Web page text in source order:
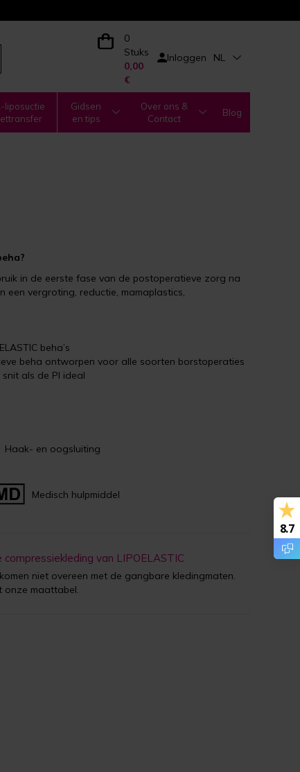
0
Stuks
0,00
€
Inloggen NL
liposuctie
Gidsen
en tips
Over ons &
Contact
Blog
in de eerste fase van de postoperatieve zorg na
een vergroting, reductie, mamaplastics,
beha’s
beha ontworpen voor alle soorten borstoperaties
als de PI ideal
Haak- en oogsluiting
Medisch hulpmiddel
van LIPOELASTIC
niet overeen met de gangbare kledingmaten.
onze maattabel.
8.7